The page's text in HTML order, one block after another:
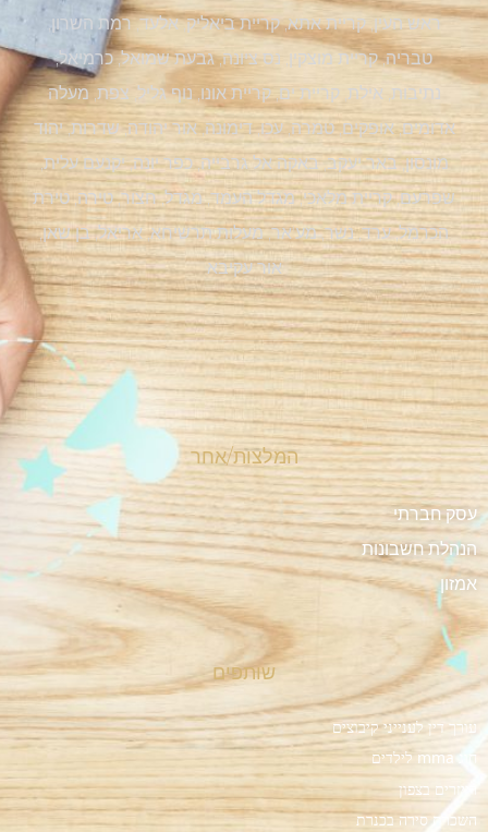
ראש העין, קריית אתא, קריית ביאליק, אלעד, רמת השרון,
טבריה, קריית מוצקין, נס ציונה, גבעת שמואל, כרמיאל,
נתיבות, אילת, קריית ים, קריית אונו, נוף גליל, צפת, מעלה
אדומים, אופקים, טמרה, עכו, דימונה, אור יהודה, שדרות, יהוד
מונסון, באר יעקב, באקה אל גרבייה, כפר יונה, יקנעם עלית,
שפרעם, קריית מלאכי, מגדל העמד, מגדל, חצור, טירה, טירת
הכרמל, ערד, נשר, מע'אר, מעלות תרשיחא, אריאל, בן שאן,
אור עקיבא
המלצות/אחר
עסק חברתי
הנהלת חשבונות
אמזון
שותפים
עורך דין לענייני קיבוצים
חוג mma לילדים
רייזרים בצפון
השכרת סירה בכנרת